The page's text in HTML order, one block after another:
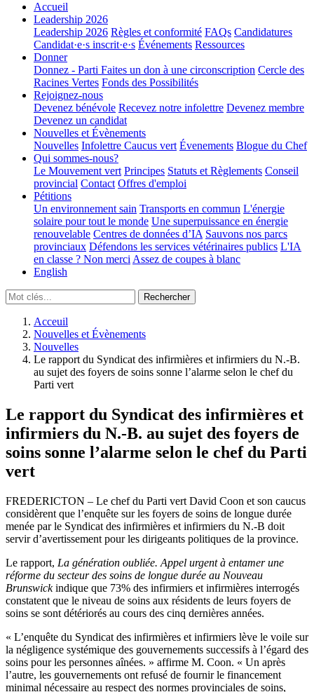
Accueil
Leadership 2026
Leadership 2026 Règles et conformité FAQs Candidatures
Candidat·e·s inscrit·e·s Événements Ressources
Donner
Donnez - Parti Faites un don à une circonscription Cercle des
Racines Vertes Fonds des Possibilités
Rejoignez-nous
Devenez bénévole Recevez notre infolettre Devenez membre
Devenez un candidat
Nouvelles et Évènements
Nouvelles Infolettre Caucus vert Évenements Blogue du Chef
Qui sommes-nous?
Le Mouvement vert Principes Statuts et Règlements Conseil
provincial Contact Offres d'emploi
Pétitions
Un environnement sain Transports en commun L'énergie
solaire pour tout le monde Une superpuissance en énergie
renouvelable Centres de données d’IA Sauvons nos parcs
provinciaux Défendons les services vétérinaires publics L'IA
en classe ? Non merci Assez de coupes à blanc
English
Acceuil
Nouvelles et Évènements
Nouvelles
Le rapport du Syndicat des infirmières et infirmiers du N.-B.
au sujet des foyers de soins sonne l’alarme selon le chef du
Parti vert
Le rapport du Syndicat des infirmières et
infirmiers du N.-B. au sujet des foyers de
soins sonne l’alarme selon le chef du Parti
vert
FREDERICTON – Le chef du Parti vert David Coon et son caucus
considèrent que l’enquête sur les foyers de soins de longue durée
menée par le Syndicat des infirmières et infirmiers du N.-B doit
servir d’avertissement pour les dirigeants politiques de la province.
Le rapport, La génération oubliée. Appel urgent à entamer une
réforme du secteur des soins de longue durée au Nouveau
Brunswickindique que 73% des infirmiers et infirmières interrogés
constatent que le niveau de soins aux résidents de leurs foyers de
soins se sont détériorés au cours des cinq dernières années.
« L’enquête du Syndicat des infirmières et infirmiers lève le voile sur
la négligence systémique des gouvernements successifs à l’égard des
soins pour les personnes aînées. » affirme M. Coon. « Un après
l’autre, les gouvernements ont refusé de fournir le financement
minimal nécessaire au respect des normes provinciales de soins,